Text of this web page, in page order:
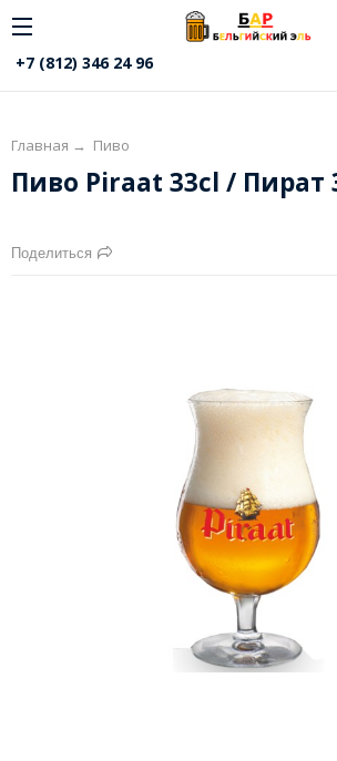
+7 (812) 346 24 96
Главная → Пиво
Пиво Piraat 33cl / Пират
Поделиться